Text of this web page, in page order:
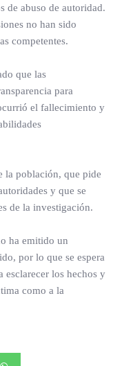
de abuso de autoridad.
no han sido
competentes.
que las
para
el fallecimiento y
la población, que pide
y que se
de la investigación.
ha emitido un
por lo que se espera
esclarecer los hechos y
como a la